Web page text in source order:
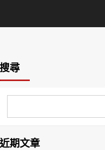
搜尋
近期文章